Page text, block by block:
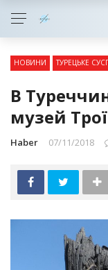
НОВИНИ ТУРЕЦЬКЕ
В
музей Трої
Haber 07/11/2018